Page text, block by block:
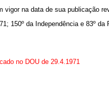
vigor na data de sua publicação
150º da Independência e 83º da
no DOU de 29.4.1971